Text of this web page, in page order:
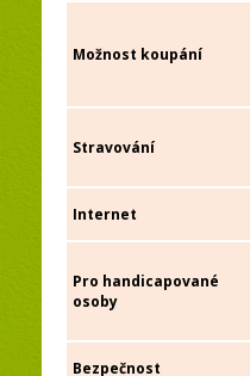
Možnost koupání
Stravování
Internet
Pro handicapované
osoby
Bezpečnost